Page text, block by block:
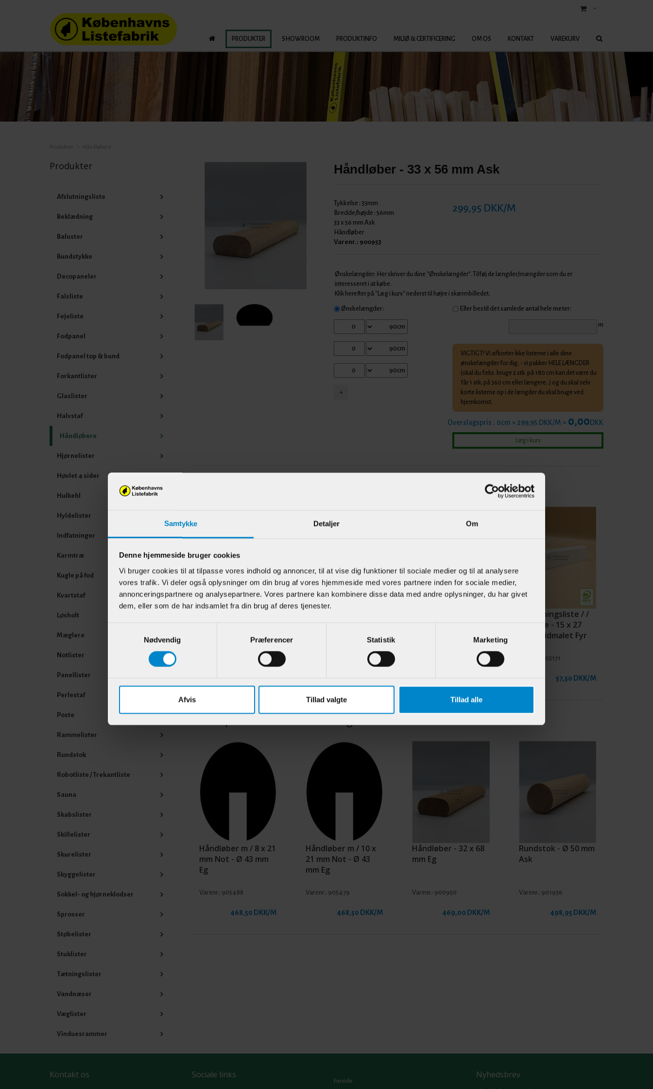
Samtykke Detaljer Om
Denne hjemmeside bruger cookies
Vi bruger cookies til at tilpasse vores indhold og annoncer, til at vise dig funktioner til sociale medier og til at analysere
vores trafik. Vi deler også oplysninger om din brug af vores hjemmeside med vores partnere inden for sociale medier,
annonceringspartnere og analysepartnere. Vores partnere kan kombinere disse data med andre oplysninger, du har givet
dem, eller som de har indsamlet fra din brug af deres tjenester.
Nødvendig
Præferencer Statistik Marketing
Afvis Tillad valgte Tillad alle
PRODUKTER SHOWROOM PRODUKTINFO MILJØ & CERTIFICERING OM OS KONTAKT VAREKURV
Produkter
Afslutningsliste
Beklædning
Baluster
Bundstykke
Decopaneler
Falsliste
Fejeliste
Fodpanel
Fodpanel top & bund
Forkantlister
Glaslister
Halvstaf
Håndløbere
Hjørnelister
Høvlet 4 sider
Hulkehl
Hyldelister
Indfatninger
Karmtræ
Kugle på fod
Kvartstaf
Løsholt
Mæglere
Notlister
Panellister
Perlestaf
Poste
Rammelister
Rundstok
Robotliste / Trekantliste
Sauna
Skabslister
Skillelister
Skurelister
Skyggelister
Sokkel- og hjørneklodser
Sprosser
Støbelister
Stuklister
Tætningslister
Vandnæser
Væglister
Vinduesrammer
Håndløber - 33 x 56 mm Ask
Tykkelse : 33mm
Bredde/højde : 56mm
33 x 56 mm Ask
Håndløber
Varenr.: 900953
299,95 DKK/M
Ønskelængder: Her skriver du dine "Ønskelængder". Tilføj de længder/mængder som du er
interesseret i at købe.
Klik herefter på "Læg i kurv" nederst til højre i skærmbilledet.
Ønskelængder: Eller bestil det samlede antal hele meter:
m
VIGTIGT! Vi afkorter ikke listerne i alle dine
ønskelængder for dig, - vi pakker HELE LÆNGDER
(skal du f.eks. bruge 2 stk. på 180 cm kan det være du
får 1 stk. på 360 cm eller længere..) og du skal selv
korte listerne op i de længder du skal bruge ved
hjemkomst.
Overslagspris : 0cm × 299,95 DKK/M = 0,00DKK
mm Eg
mm fals - 10 x 28 mm
hulkehl & staf - 15 x
21 mm Hvidmalet
Afslutningsliste / /
Fodliste - 15 x 27
mm Hvidmalet Fyr
902171
57,50 DKK/M
Håndløber m / 8 x 21
mm Not - Ø 43 mm
Eg
Varenr.: 905488
468,50 DKK/M
Håndløber m / 10 x
21 mm Not - Ø 43
mm Eg
Varenr.: 905479
468,50 DKK/M
Håndløber - 32 x 68
mm Eg
Varenr.: 900950
469,00 DKK/M
Rundstok - Ø 50 mm
Ask
Varenr.: 901936
498,95 DKK/M
Kontakt os Sociale links
Forside
Nyhedsbrev